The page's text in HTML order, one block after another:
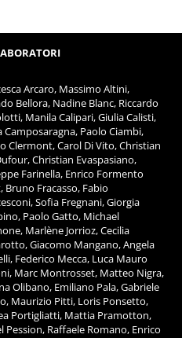
Arcaro, Massimo Altini,
Bellora, Nadine Blanc, Riccardo
Manila Calipari, Giulia Calisti,
Camposaragna, Paolo Ciambi,
Clermont, Carol Di Vito, Christian
Christian Evaspasiano,
Farinella, Enrico Formento
Bruno Fracasso, Fabio
Sofia Fregnani, Giorgia
Paolo Gatto, Michael
Marlène Jorrioz, Cecilia
Giacomo Mangano, Angela
Federico Mecca, Luca Mauro
Marc Montrosset, Matteo Nigra,
Olibano, Emiliano Pala, Gabriele
Maurizio Pitti, Loris Ponsetto,
Portigliatti, Mattia Pramotton,
Pession, Raffaele Romano, Enrico